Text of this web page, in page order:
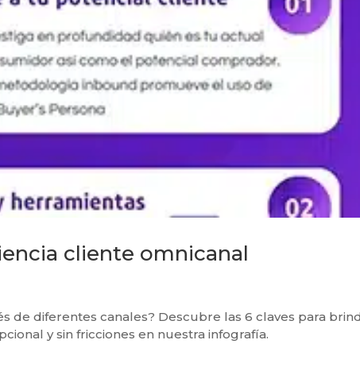
cliente omnicanal
de diferentes canales? Descubre las 6 claves para
y sin fricciones en nuestra infografía.